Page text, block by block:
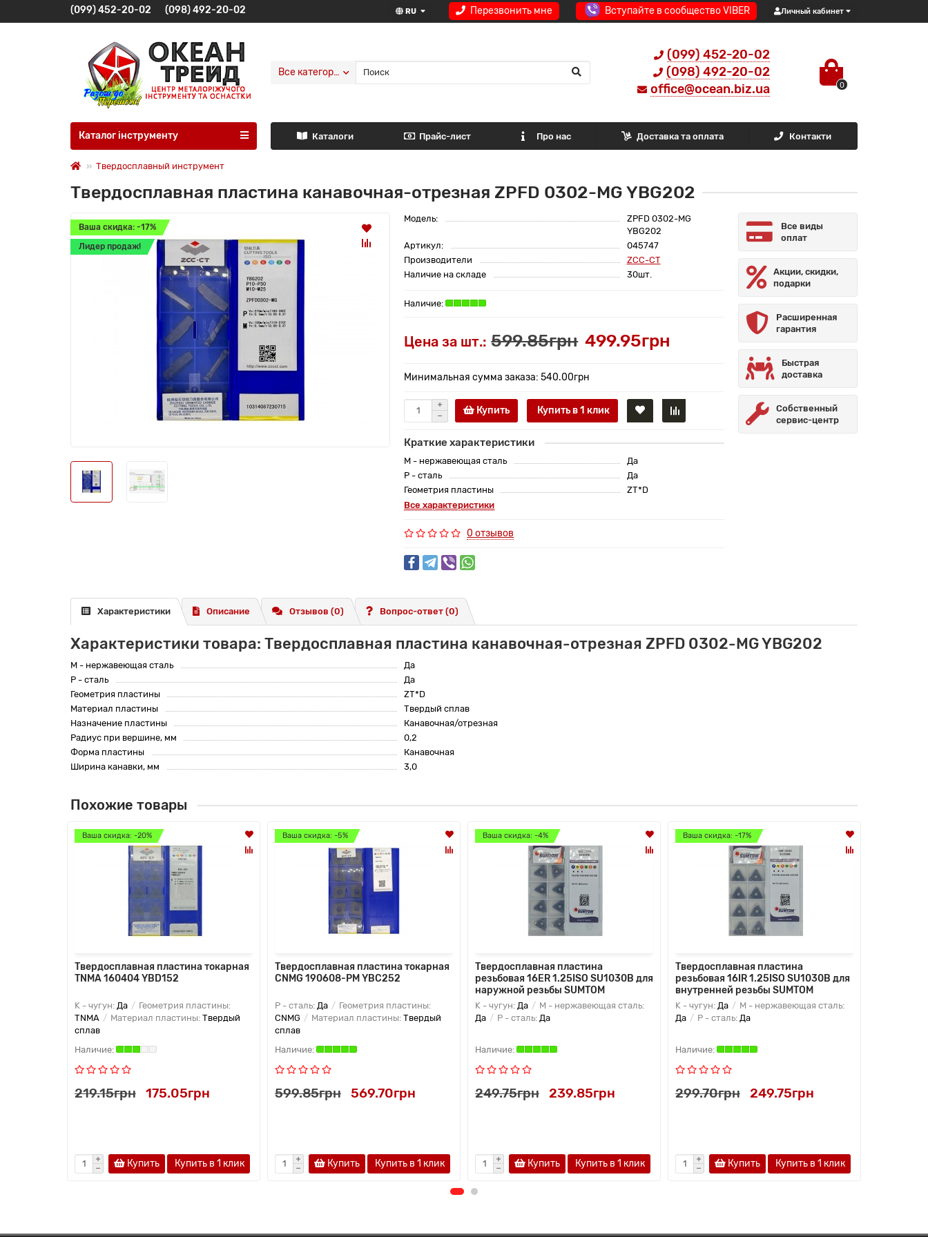
Перезвонить мне Вступайте в сообщество VIBER Личный кабинет
RU
(099) 452-20-02 (098) 492-20-02
(099) 452-20-02
(098) 492-20-02
office@ocean.biz.ua
0
Все категории
Каталог інструменту Каталоги Прайс-лист Про нас Доставка та оплата Контакти
Твердосплавный инструмент
Твердосплавная пластина канавочная-отрезная ZPFD 0302-MG YBG202
Ваша скидка: -17%
Лидер продаж!
Модель:
ZPFD 0302-MG
YBG202
Артикул:
045747
Производители
ZCC-CT
Наличие на складе
30шт.
Цена за шт.: 599.85грн 499.95грн
Минимальная сумма заказа: 540.00грн
Купить Купить в 1 клик
Краткие характеристики
M - нержавеющая сталь
Да
P - сталь
Да
Геометрия пластины
ZT*D
Все характеристики
0 отзывов
Все виды
оплат
Акции, скидки,
подарки
Расширенная
гарантия
Быстрая
доставка
Собственный
сервис-центр
Характеристики Описание Отзывов (0) Вопрос-ответ (0)
Характеристики товара: Твердосплавная пластина канавочная-отрезная ZPFD 0302-MG YBG202
M - нержавеющая сталь
Да
P - сталь
Да
Геометрия пластины
ZT*D
Материал пластины
Твердый сплав
Назначение пластины
Канавочная/отрезная
Радиус при вершине, мм
0,2
Форма пластины
Канавочная
Ширина канавки, мм
3,0
Похожие товары
Ваша скидка: -20%
Твердосплавная пластина токарная
TNMA 160404 YBD152
K - чугун: Да
Геометрия пластины:
TNMA
Материал пластины: Твердый
сплав
219.15грн 175.05грн
Купить Купить в 1 клик
Ваша скидка: -5%
Твердосплавная пластина токарная
CNMG 190608-PM YBC252
P - сталь: Да
Геометрия пластины:
CNMG
Материал пластины: Твердый
сплав
599.85грн 569.70грн
Купить Купить в 1 клик
Ваша скидка: -4%
Твердосплавная пластина
резьбовая 16ER 1.25ISO SU1030B для
наружной резьбы SUMTOM
K - чугун: Да
M - нержавеющая сталь:
Да
P - сталь: Да
249.75грн 239.85грн
Купить Купить в 1 клик
Ваша скидка: -17%
Твердосплавная пластина
резьбовая 16IR 1.25ISO SU1030B для
внутренней резьбы SUMTOM
K - чугун: Да
M - нержавеющая сталь:
Да
P - сталь: Да
299.70грн 249.75грн
Купить Купить в 1 клик